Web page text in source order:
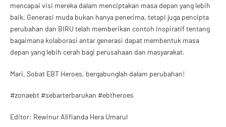
mencapai visi mereka dalam menciptakan masa depan yang lebih
baik. Generasi muda bukan hanya penerima, tetapi juga pencipta
perubahan dan BIRU telah memberikan contoh inspiratif tentang
bagaimana kolaborasi antar generasi dapat membentuk masa
depan yang lebih cerah bagi perusahaan dan masyarakat.
Mari, Sobat EBT Heroes, bergabunglah dalam perubahan!
#zonaebt #sebarterbarukan #ebtheroes
Editor: Rewinur Alifianda Hera Umarul